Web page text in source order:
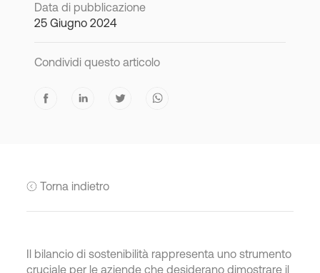
Data di pubblicazione
25 Giugno 2024
Condividi questo articolo
Torna indietro
Il bilancio di sostenibilità rappresenta uno strumento
cruciale per le aziende che desiderano dimostrare il